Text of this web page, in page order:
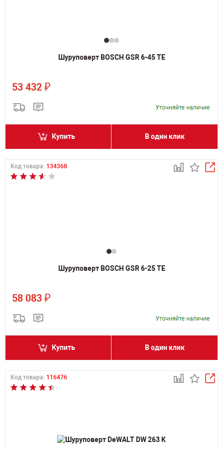
Шуруповерт BOSCH GSR 6-45 TE
53 432 ₽
Купить В один клик
Код товара: 134368
Шуруповерт BOSCH GSR 6-25 TE
58 083 ₽
Купить В один клик
Код товара: 116476